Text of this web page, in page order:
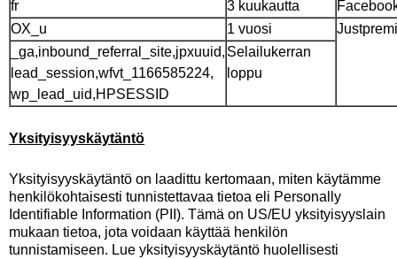
fr 3 kuukautta
OX_u
1 vuosi
_ga,inbound_referral_site,jpxuuid,
lead_session,wfvt_1166585224,
wp_lead_uid,HPSESSID
Selailukerran
loppu
Yksityisyyskäytäntö
Yksityisyyskäytäntö on laadittu kertomaan, miten käytämme
henkilökohtaisesti tunnistettavaa tietoa eli Personally
Identifiable Information (PII). Tämä on US/EU yksityisyyslain
mukaan tietoa, jota voidaan käyttää henkilön
tunnistamiseen. Lue yksityisyyskäytäntö huolellisesti